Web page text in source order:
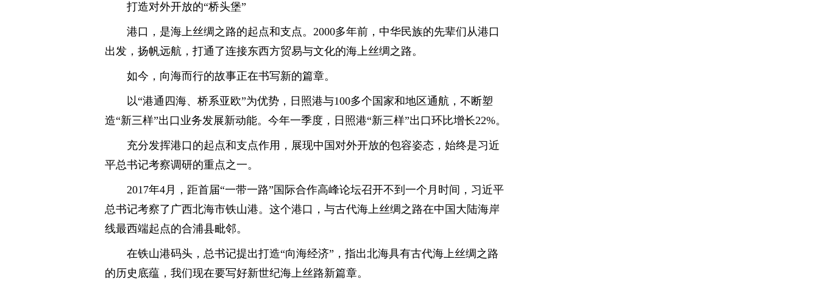
打造对外开放的“桥头堡”
港口，是海上丝绸之路的起点和支点。2000多年前，中华民族的先辈们从港口
出发，扬帆远航，打通了连接东西方贸易与文化的海上丝绸之路。
如今，向海而行的故事正在书写新的篇章。
以“港通四海、桥系亚欧”为优势，日照港与100多个国家和地区通航，不断塑
造“新三样”出口业务发展新动能。今年一季度，日照港“新三样”出口环比增长22%。
充分发挥港口的起点和支点作用，展现中国对外开放的包容姿态，始终是习近
平总书记考察调研的重点之一。
2017年4月，距首届“一带一路”国际合作高峰论坛召开不到一个月时间，习近平
总书记考察了广西北海市铁山港。这个港口，与古代海上丝绸之路在中国大陆海岸
线最西端起点的合浦县毗邻。
在铁山港码头，总书记提出打造“向海经济”，指出北海具有古代海上丝绸之路
的历史底蕴，我们现在要写好新世纪海上丝路新篇章。